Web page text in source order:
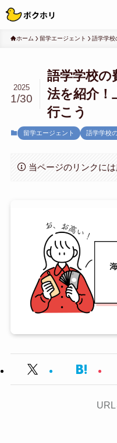
ホーム 留学エージェント 語学学校
語学学校の
法を紹介！
行こう
2025
1/30
留学エージェント 語学学校
当ページのリンクに